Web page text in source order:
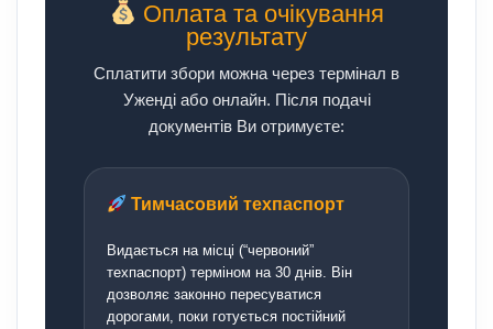
Оплата та очікування
результату
Сплатити збори можна через термінал в
Уженді або онлайн. Після подачі
документів Ви отримуєте:
Тимчасовий техпаспорт
Видається на місці (“червоний”
техпаспорт) терміном на 30 днів. Він
дозволяє законно пересуватися
дорогами, поки готується постійний